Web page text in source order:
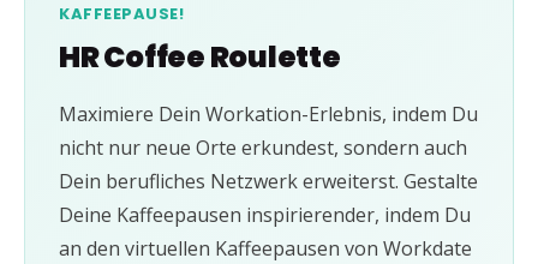
KAFFEEPAUSE!
HR Coffee Roulette
Maximiere Dein Workation-Erlebnis, indem Du
nicht nur neue Orte erkundest, sondern auch
Dein berufliches Netzwerk erweiterst. Gestalte
Deine Kaffeepausen inspirierender, indem Du
an den virtuellen Kaffeepausen von Workdate